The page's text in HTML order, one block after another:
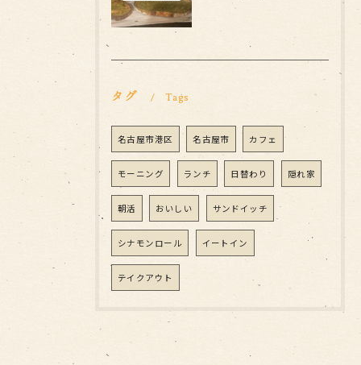
タグ Tags
名古屋市港区 名古屋市 カフェ
モーニング ランチ 日替わり 隠れ家
朝活 おいしい サンドイッチ
シナモンロール イートイン
テイクアウト